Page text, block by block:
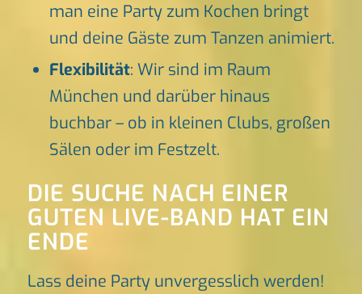
man eine Party zum Kochen bringt
und deine Gäste zum Tanzen animiert.
Flexibilität: Wir sind im Raum
München und darüber hinaus
buchbar – ob in kleinen Clubs, großen
Sälen oder im Festzelt.
DIE SUCHE NACH EINER
GUTEN LIVE-BAND HAT EIN
ENDE
Lass deine Party unvergesslich werden!